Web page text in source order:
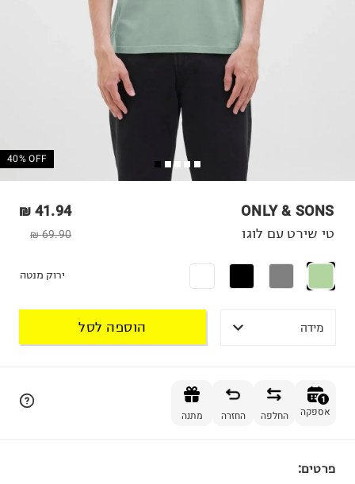
40% OFF
ONLY & SONS
41.94 ₪
69.90 ₪ טי שירט עם לוגו
ירוק מנטה
מידה הוספה לסל
1
אספקה החלפה החזרה מתנה
פרטים: